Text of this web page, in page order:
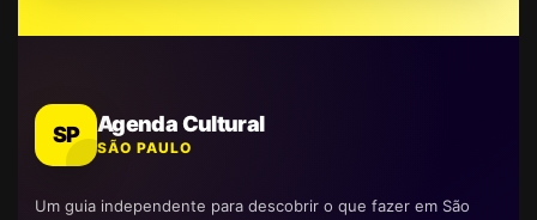
SP Agenda Cultural
SÃO PAULO
Um guia independente para descobrir o que fazer em São